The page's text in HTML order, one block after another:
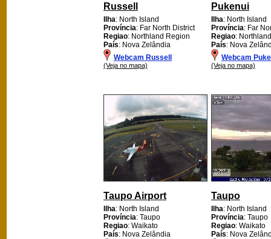
Russell
Ilha: North Island
Província: Far North District
Regiao: Northland Region
País: Nova Zelândia
Webcam Russell
(Veja no mapa)
Pukenui
Ilha: North Island
Província: Far
Regiao:
País: Nova
Webcam
(Veja no mapa)
Taupo Airport
Ilha: North Island
Província: Taupo
Regiao: Waikato
País: Nova Zelândia
Taupo
Ilha: North Island
Província: Taupo
Regiao: Waikato
País: Nova